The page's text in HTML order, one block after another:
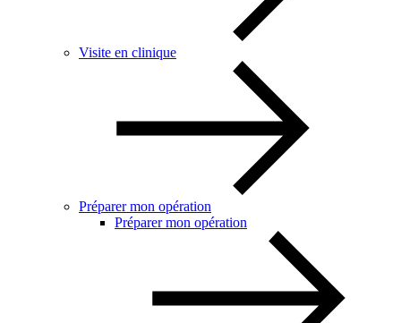
Visite en clinique
Préparer mon opération
Préparer mon opération